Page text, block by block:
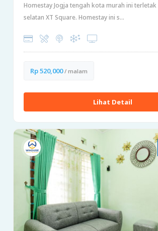
Homestay Jogja tengah kota murah ini
selatan XT Square. Homestay ini s...
Rp 520,000/ malam
Lihat Detail